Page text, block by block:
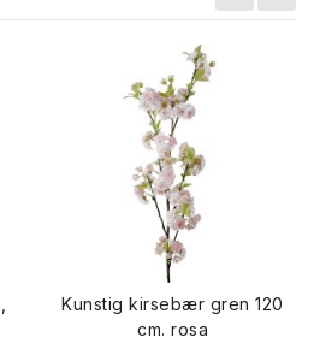
Kunstig kirsebær gren 120
cm. rosa